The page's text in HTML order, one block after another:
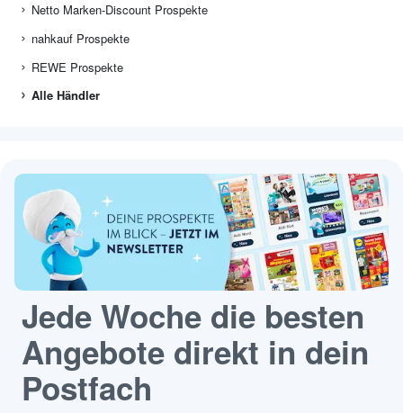
Netto Marken-Discount Prospekte
nahkauf Prospekte
REWE Prospekte
Alle Händler
Jede Woche die besten
Angebote direkt in dein
Postfach